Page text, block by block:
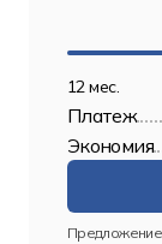
12 мес.
Платеж
Экономия
Предложение